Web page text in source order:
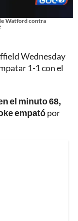
Watford contra
Wednesday
1-1 con el
el minuto 68,
empatópor